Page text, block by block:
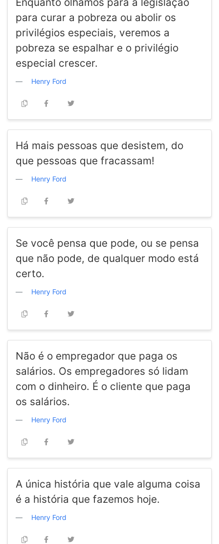
para curar a pobreza ou abolir os
privilégios especiais, veremos a
pobreza se espalhar e o privilégio
especial crescer.
Henry Ford
Há mais pessoas que desistem, do
que pessoas que fracassam!
Henry Ford
Se você pensa que pode, ou se pensa
que não pode, de qualquer modo está
certo.
Henry Ford
Não é o empregador que paga os
salários. Os empregadores só lidam
com o dinheiro. É o cliente que paga
os salários.
Henry Ford
A única história que vale alguma coisa
é a história que fazemos hoje.
Henry Ford